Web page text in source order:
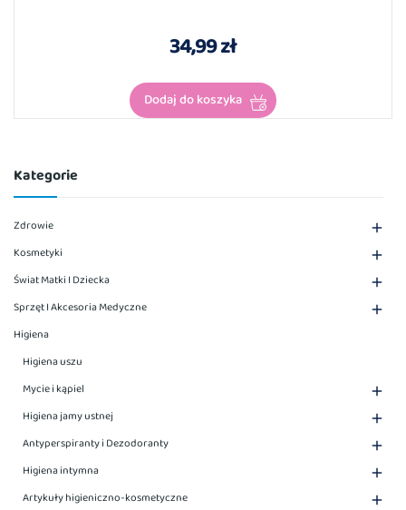
Kategorie
Zdrowie 
Kosmetyki 
Świat Matki I Dziecka 
Sprzęt I Akcesoria Medyczne 
Higiena
Higiena uszu
Mycie i kąpiel

Higiena jamy ustnej 
Antyperspiranty i Dezodoranty 
Higiena intymna 
Artykuły higieniczno-kosmetyczne 
34,99 zł
Dodaj do koszyka